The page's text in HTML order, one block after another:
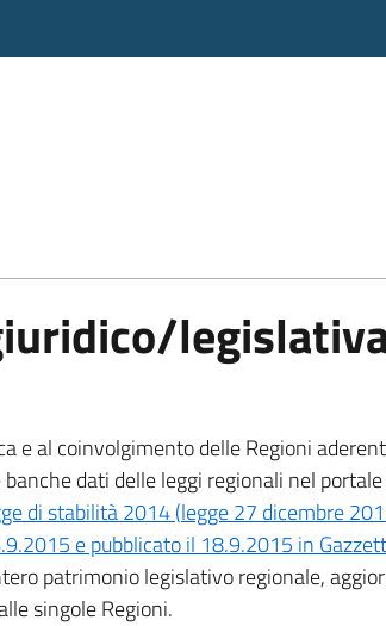
e al coinvolgimento delle Regioni
dati delle leggi regionali nel
di stabilità 2014 (legge 27 dicembre
e pubblicato il 18.9.2015 in
patrimonio legislativo regionale,
singole Regioni.